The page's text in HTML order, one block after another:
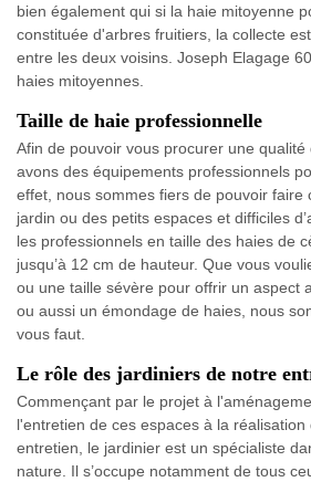
bien également qui si la haie mitoyenne
constituée d'arbres fruitiers, la collecte
entre les deux voisins. Joseph Elagage
haies mitoyennes.
Taille de haie professionnelle
Afin de pouvoir vous procurer une
avons des équipements professionnels
effet, nous sommes fiers de pouvoir faire
jardin ou des petits espaces et difficiles
les professionnels en taille des haies de
jusqu’à 12 cm de hauteur. Que vous
ou une taille sévère pour offrir un aspect
ou aussi un émondage de haies, nous
vous faut.
Le rôle des jardiniers de notre
Commençant par le projet à
l'entretien de ces espaces à la
entretien, le jardinier est un spécialiste
nature. Il s’occupe notamment de tous